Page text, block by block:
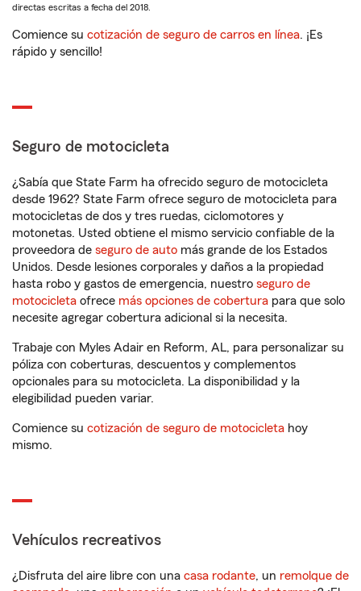
directas escritas a fecha del 2018.
Comience su cotización de seguro de carros en línea. ¡Es
rápido y sencillo!
Seguro de motocicleta
¿Sabía que State Farm ha ofrecido seguro de motocicleta
desde 1962? State Farm ofrece seguro de motocicleta para
motocicletas de dos y tres ruedas, ciclomotores y
motonetas. Usted obtiene el mismo servicio confiable de la
proveedora de seguro de auto más grande de los Estados
Unidos. Desde lesiones corporales y daños a la propiedad
hasta robo y gastos de emergencia, nuestro seguro de
motocicleta ofrece más opciones de cobertura para que solo
necesite agregar cobertura adicional si la necesita.
Trabaje con Myles Adair en Reform, AL, para personalizar su
póliza con coberturas, descuentos y complementos
opcionales para su motocicleta. La disponibilidad y la
elegibilidad pueden variar.
Comience su cotización de seguro de motocicleta hoy
mismo.
Vehículos recreativos
¿Disfruta del aire libre con una casa rodante, un remolque de